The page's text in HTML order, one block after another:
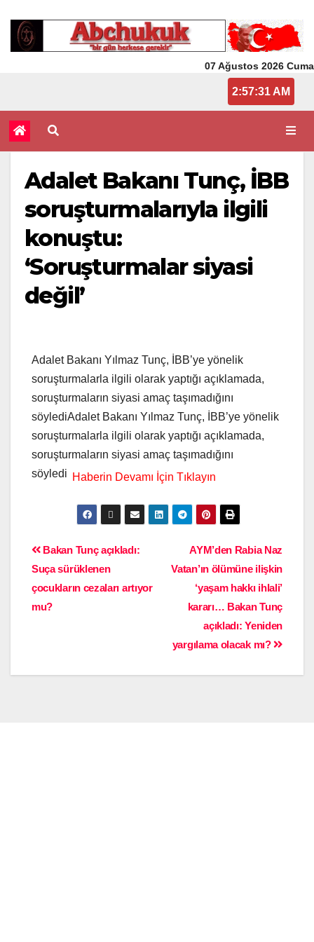
07 Ağustos 2026 Cuma
2:57:32 AM
Adalet Bakanı Tunç, İBB
soruşturmalarıyla ilgili
konuştu:
‘Soruşturmalar siyasi
değil’
Adalet Bakanı Yılmaz Tunç, İBB’ye yönelik
soruşturmalarla ilgili olarak yaptığı açıklamada,
soruşturmaların siyasi amaç taşımadığını
söylediAdalet Bakanı Yılmaz Tunç, İBB’ye yönelik
soruşturmalarla ilgili olarak yaptığı açıklamada,
soruşturmaların siyasi amaç taşımadığını
söyledi
AYM’den Rabia Naz
Vatan’ın ölümüne ilişkin
‘yaşam hakkı ihlali’
kararı… Bakan Tunç
açıkladı: Yeniden
yargılama olacak mı?
Bakan Tunç açıkladı:
Suça sürüklenen
çocukların cezaları artıyor
mu?